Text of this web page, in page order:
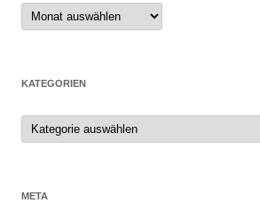
Archive
KATEGORIEN
Kategorien
META